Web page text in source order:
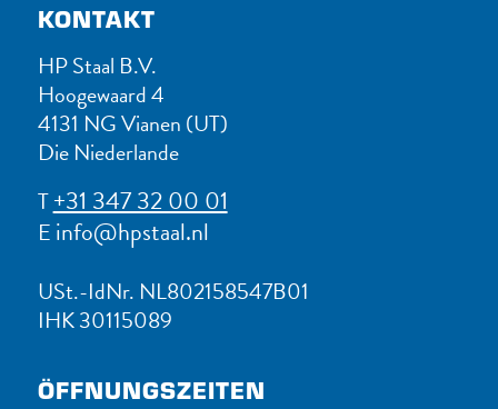
KONTAKT
HP Staal B.V.
Hoogewaard 4
4131 NG Vianen (UT)
Die Niederlande
T+31 347 32 00 01
E info@hpstaal.nl
USt.-IdNr. NL802158547B01
IHK 30115089
ÖFFNUNGSZEITEN